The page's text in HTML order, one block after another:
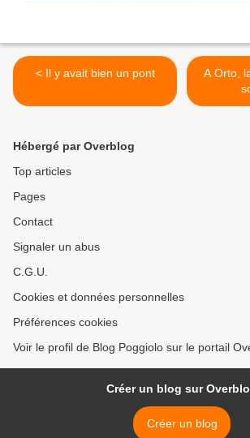
< Il y avait bien un pont
A Orto,
Hébergé par Overblog
Top articles
Pages
Contact
Signaler un abus
C.G.U.
Cookies et données personnelles
Préférences cookies
Voir le profil de Blog Poggiolo sur le portail
Créer un blog sur
Créer un blog